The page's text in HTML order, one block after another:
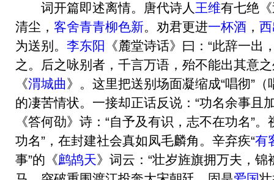
词开篇即述离情。唐代诗人 王维有七绝
清尘， 客舍青青柳色新。劝君更进一杯酒 ，
为送别。 李东阳
《麓堂诗话》曰：“此辞一
之。后之咏别者，千言万语，殆不能出其意
《渭城曲》。这里把送别场面凝缩成“唱彻”
的凄苦情状。一接却正话反说：“功名余事且
《答何劭》诗：“自予及有识，志不在功名”
功名”，在封建社会真如凤毛麟角。辛弃疾“有
事”的《鹧鸪天》词云：“壮岁旌旗拥万夫，